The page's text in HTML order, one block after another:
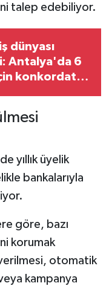
talep edebiliyor.
dünyası
Antalya'da 6
konkordato
yıllık üyelik
bankalarıyla
göre, bazı
korumak
otomatik
kampanya